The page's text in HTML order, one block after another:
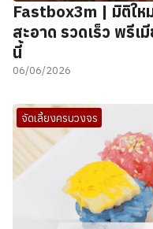
Fastbox3m | มิติให
สะอาด รวดเร็ว พรี
นี้
06/06/2026
จัดเลี้ยงครบวงจร